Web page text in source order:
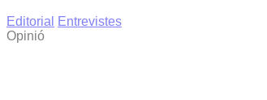
Editorial
Entrevistes
Opinió